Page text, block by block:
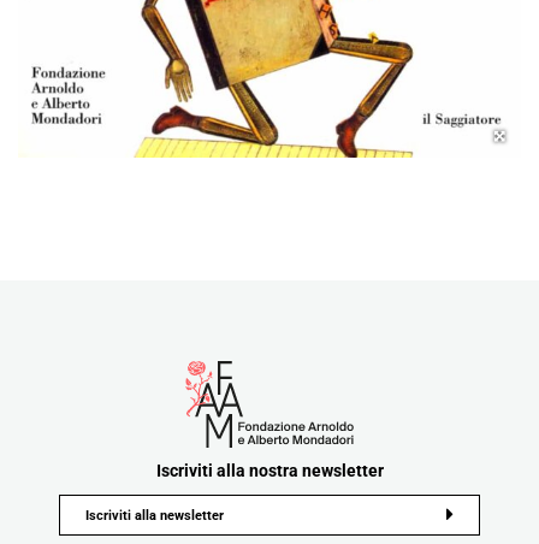
Iscriviti alla nostra newsletter